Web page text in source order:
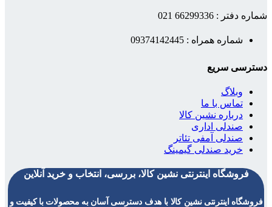
شماره دفتر : 66299336 021
شماره همراه : 09374142445
دسترسی سریع
وبلاگ
تماس با ما
درباره نشین کالا
صندلی اداری
صندلی آمفی تئاتر
خرید صندلی گیمینگ
فروشگاه اینترنتی نشین کالا، بررسی، انتخاب و خرید آنلاین
فروشگاه اینترنتی نشین کالا با هدف دسترسی آسان به محصولات با کیفیت و